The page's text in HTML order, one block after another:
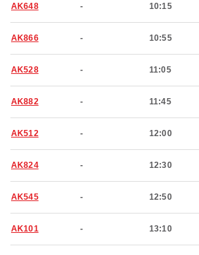
AK648 - 10:15
AK866 - 10:55
AK528 - 11:05
AK882 - 11:45
AK512 - 12:00
AK824 - 12:30
AK545 - 12:50
AK101 - 13:10